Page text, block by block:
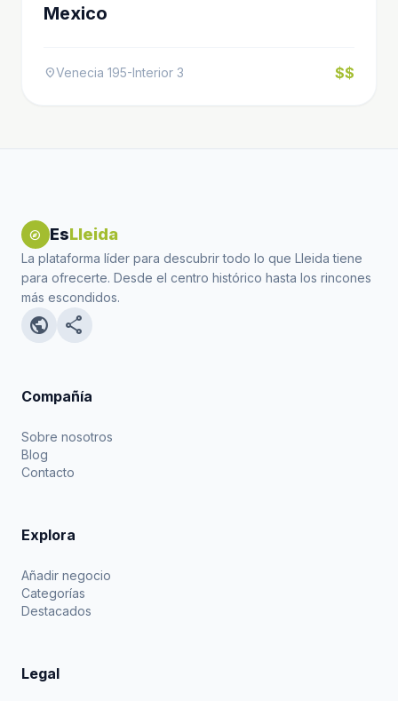
Mexico
location_onVenecia 195-Interior 3 $$
explore EsLleida
La plataforma líder para descubrir todo lo que Lleida tiene
para ofrecerte. Desde el centro histórico hasta los rincones
más escondidos.
public share
Compañía
Sobre nosotros
Blog
Contacto
Explora
Añadir negocio
Categorías
Destacados
Legal